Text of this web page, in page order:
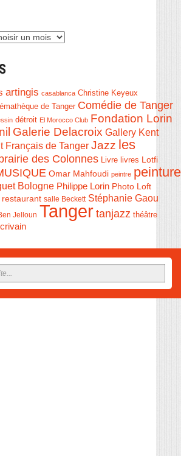
artingis casablanca Christine Keyeux
de Tanger Comédie de Tanger
détroit El Morocco Club Fondation Lorin
Galerie Delacroix Gallery Kent
Français de Tanger Jazz les
des Colonnes Livre livres Lotfi
Omar Mahfoudi peintre peinture
Bologne Philippe Lorin Photo Loft
restaurant salle Beckett Stéphanie Gaou
Jelloun Tanger tanjazz théâtre